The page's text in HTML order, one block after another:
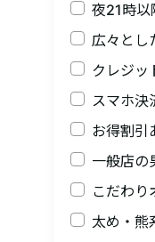
夜21時以
広々とし
クレジッ
スマホ決
お得割引
一般店の
こだわり
太め・熊